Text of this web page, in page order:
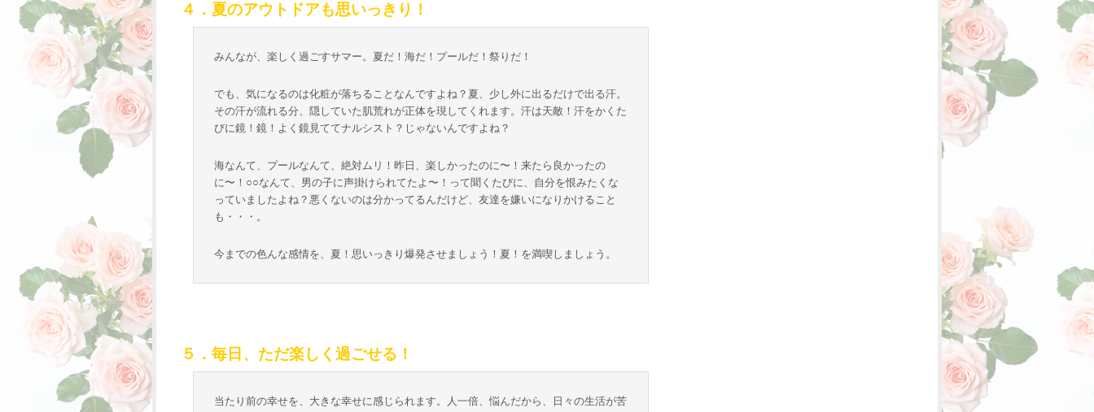
４．夏のアウトドアも思いっきり！
みんなが、楽しく過ごすサマー。夏だ！海だ！プールだ！祭りだ！
でも、気になるのは化粧が落ちることなんですよね？夏、少し外に出るだけで出る汗。
その汗が流れる分、隠していた肌荒れが正体を現してくれます。汗は天敵！汗をかくた
びに鏡！鏡！よく鏡見ててナルシスト？じゃないんですよね？
海なんて、プールなんて、絶対ムリ！昨日、楽しかったのに〜！来たら良かったの
に〜！○○なんて、男の子に声掛けられてたよ〜！って聞くたびに、自分を恨みたくな
っていましたよね？悪くないのは分かってるんだけど、友達を嫌いになりかけること
も・・・。
今までの色んな感情を、夏！思いっきり爆発させましょう！夏！を満喫しましょう。
５．毎日、ただ楽しく過ごせる！
当たり前の幸せを、大きな幸せに感じられます。人一倍、悩んだから、日々の生活が苦